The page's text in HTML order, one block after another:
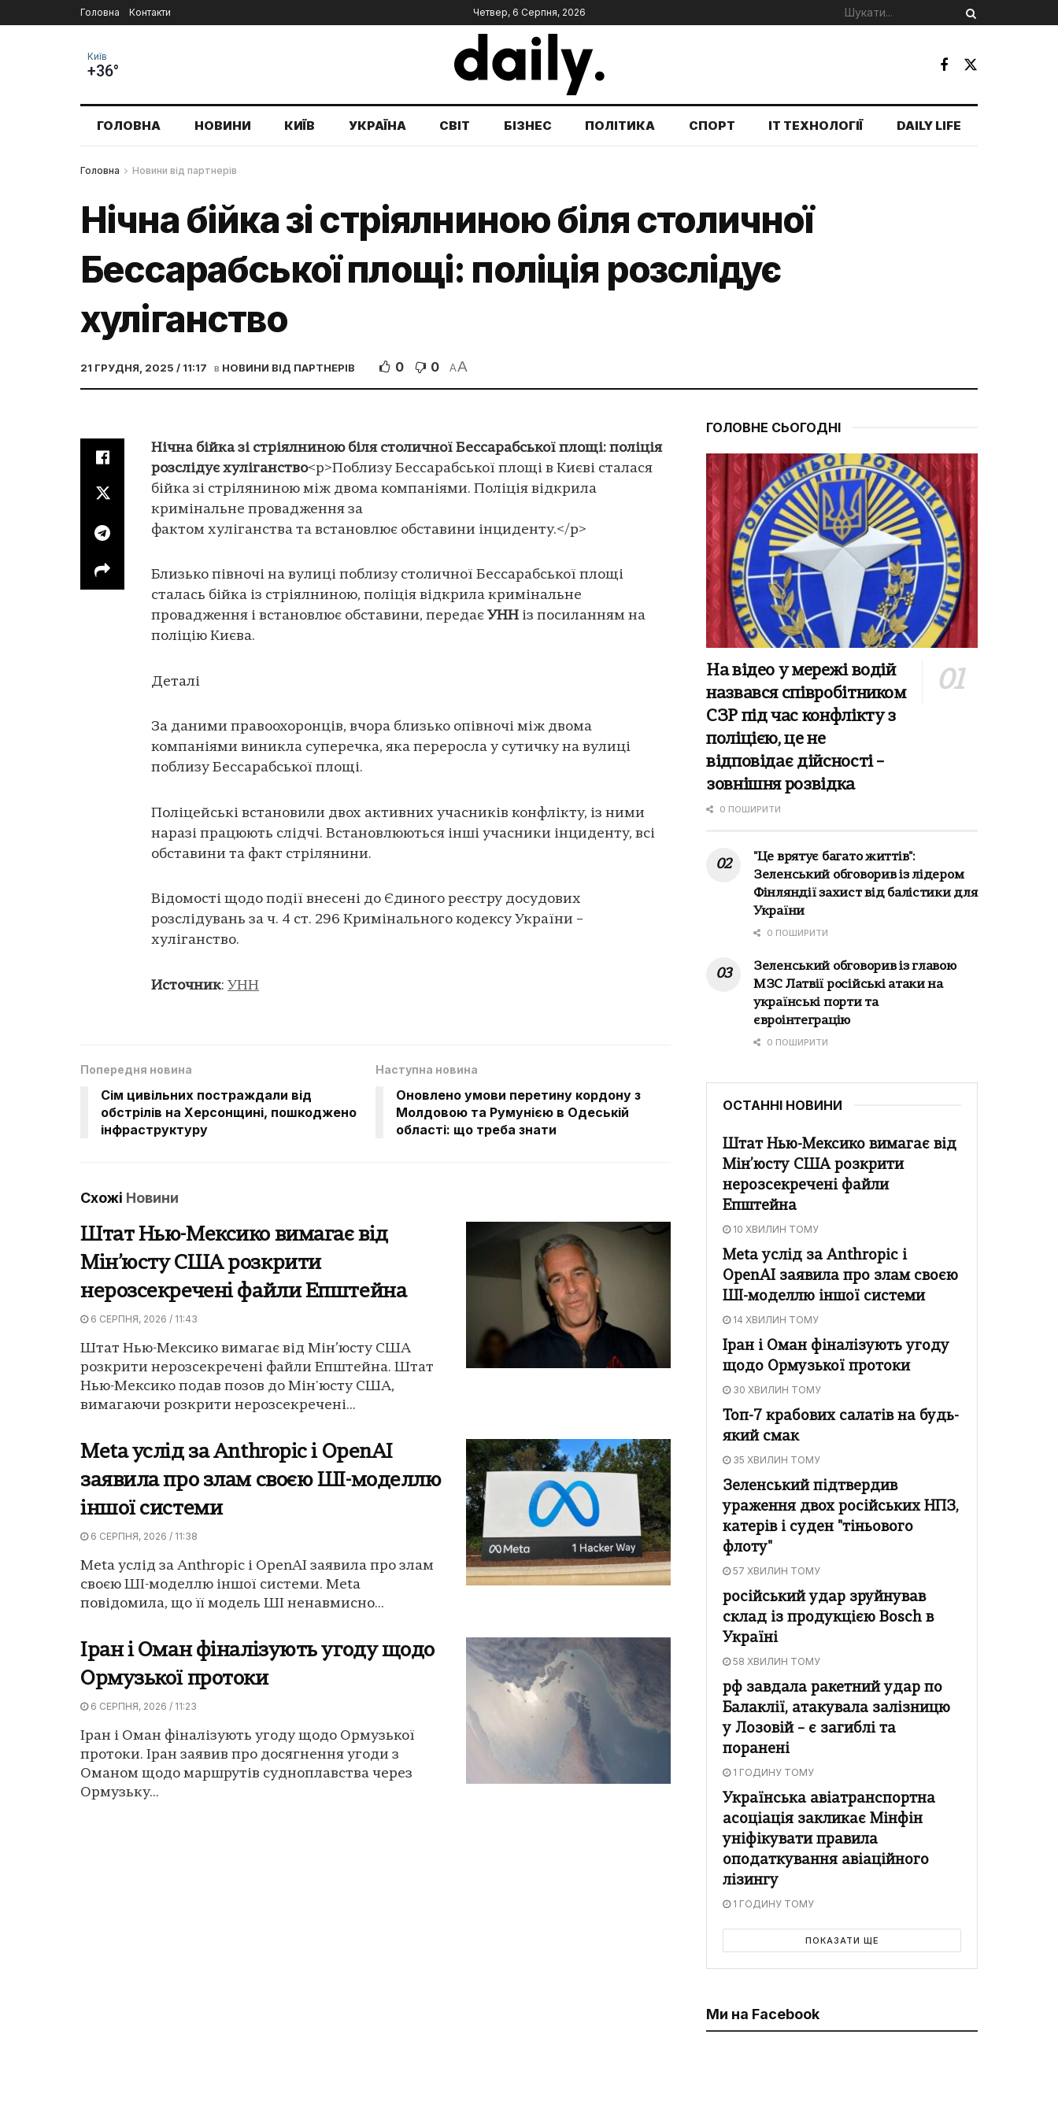
Головна Контакти Четвер, 6 Серпня, 2026
Київ
+36°
ГОЛОВНА НОВИНИ КИЇВ УКРАЇНА СВІТ БІЗНЕС ПОЛІТИКА СПОРТ IT ТЕХНОЛОГІЇ DAILY LIFE
Головна Новини від партнерів
Нічна бійка зі стріялниною біля столичної
Бессарабської площі: поліція розслідує
хуліганство
21 ГРУДНЯ, 2025 / 11:17 в НОВИНИ ВІД ПАРТНЕРІВ 0 0 AA
Нічна бійка зі стріялниною біля столичної Бессарабської площі: поліція
розслідує хуліганство<p>Поблизу Бессарабської площі в Києві сталася
бійка зі стріляниною між двома компаніями. Поліція відкрила
кримінальне провадження за
фактом хуліганства та встановлює обставини інциденту.</p>
Близько півночі на вулиці поблизу столичної Бессарабської площі
сталась бійка із стріялниною, поліція відкрила кримінальне
провадження і встановлює обставини, передає УНН із посиланням на
поліцію Києва.
Деталі
За даними правоохоронців, вчора близько опівночі між двома
компаніями виникла суперечка, яка переросла у сутичку на вулиці
поблизу Бессарабської площі.
Поліцейські встановили двох активних учасників конфлікту, із ними
наразі працюють слідчі. Встановлюються інші учасники інциденту, всі
обставини та факт стрілянини.
Відомості щодо події внесені до Єдиного реєстру досудових
розслідувань за ч. 4 ст. 296 Кримінального кодексу України –
хуліганство.
Источник: УНН
Попередня новина
Сім цивільних постраждали від
обстрілів на Херсонщині, пошкоджено
інфраструктуру
Наступна новина
Оновлено умови перетину кордону з
Молдовою та Румунією в Одеській
області: що треба знати
Схожі Новини
Штат Нью-Мексико вимагає від
Мін’юсту США розкрити
нерозсекречені файли Епштейна
6 СЕРПНЯ, 2026 / 11:43
Штат Нью-Мексико вимагає від Мін’юсту США
розкрити нерозсекречені файли Епштейна. Штат
Нью-Мексико подав позов до Мін'юсту США,
вимагаючи розкрити нерозсекречені...
Meta услід за Anthropic і OpenAI
заявила про злам своєю ШІ-моделлю
іншої системи
6 СЕРПНЯ, 2026 / 11:38
Meta услід за Anthropic і OpenAI заявила про злам
своєю ШІ-моделлю іншої системи. Meta
повідомила, що її модель ШІ ненавмисно...
Іран і Оман фіналізують угоду щодо
Ормузької протоки
6 СЕРПНЯ, 2026 / 11:23
Іран і Оман фіналізують угоду щодо Ормузької
протоки. Іран заявив про досягнення угоди з
Оманом щодо маршрутів судноплавства через
Ормузьку...
ГОЛОВНЕ СЬОГОДНІ
На відео у мережі водій
назвався співробітником
СЗР під час конфлікту з
поліцією, це не
відповідає дійсності –
зовнішня розвідка
0 ПОШИРИТИ
"Це врятує багато життів":
Зеленський обговорив із лідером
Фінляндії захист від балістики для
України
0 ПОШИРИТИ
Зеленський обговорив із главою
МЗС Латвії російські атаки на
українські порти та
євроінтеграцію
0 ПОШИРИТИ
ОСТАННІ НОВИНИ
Штат Нью-Мексико вимагає від
Мін’юсту США розкрити
нерозсекречені файли
Епштейна
10 ХВИЛИН ТОМУ
Meta услід за Anthropic і
OpenAI заявила про злам своєю
ШІ-моделлю іншої системи
14 ХВИЛИН ТОМУ
Іран і Оман фіналізують угоду
щодо Ормузької протоки
30 ХВИЛИН ТОМУ
Топ-7 крабових салатів на будь-
який смак
35 ХВИЛИН ТОМУ
Зеленський підтвердив
ураження двох російських НПЗ,
катерів і суден "тіньового
флоту"
57 ХВИЛИН ТОМУ
російський удар зруйнував
склад із продукцією Bosch в
Україні
58 ХВИЛИН ТОМУ
рф завдала ракетний удар по
Балаклії, атакувала залізницю
у Лозовій – є загиблі та
поранені
1 ГОДИНУ ТОМУ
Українська авіатранспортна
асоціація закликає Мінфін
уніфікувати правила
оподаткування авіаційного
лізингу
1 ГОДИНУ ТОМУ
ПОКАЗАТИ ЩЕ
Ми на Facebook